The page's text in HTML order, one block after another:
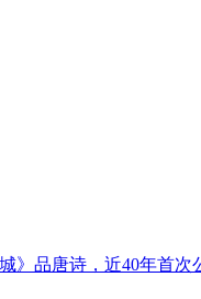
》品唐诗，近40年首